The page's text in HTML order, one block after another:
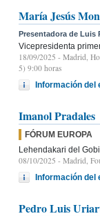
María Jesús
Presentadora de Luis
Vicepresidenta
18/09/2025 - Madrid,
5) 9:00 horas
Información del
Imanol Pradales
FÓRUM EUROPA
Lehendakari del
08/10/2025 - Madrid,
Información del
Pedro Luis